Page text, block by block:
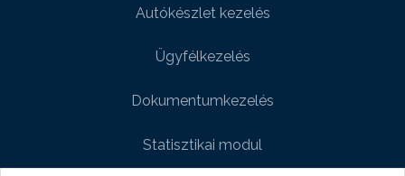
Autókészlet kezelés
Ügyfélkezelés
Dokumentumkezelés
Statisztikai modul